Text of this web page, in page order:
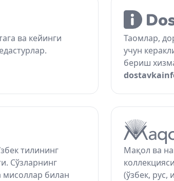
ва кейинги
Таомлар,
учун
бериш
тилининг
Сўзларнинг
билан
Мақол ва
(ўзбек, рус,